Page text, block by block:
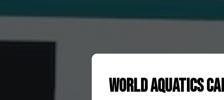
World Aquatics